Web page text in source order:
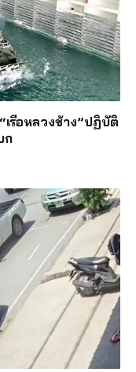
รือหลวงช้าง”ปฏิบัติ
ก